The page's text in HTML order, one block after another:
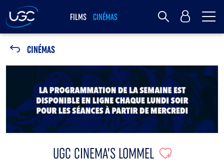
FILMS CINÉMAS MY UGC
CINÉMAS
UGC CINEMA’S LOMMEL